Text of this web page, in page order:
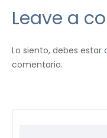
Leave a
Lo siento, debes estar
comentario.